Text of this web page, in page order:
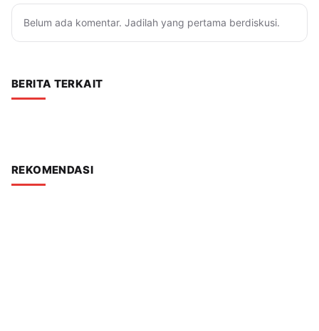
Belum ada komentar. Jadilah yang pertama berdiskusi.
BERITA TERKAIT
REKOMENDASI